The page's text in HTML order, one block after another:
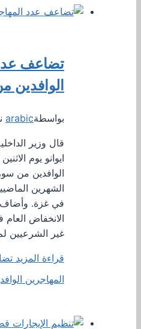
تضاعف
الوافدين
بواسطةarabic
قال وزير
ايوانو يوم
الوافدين من
الشهرين
في غزة. وأضاف
الانخفاض
غير الشرعيين
قراءة المزيد
المهاجرين